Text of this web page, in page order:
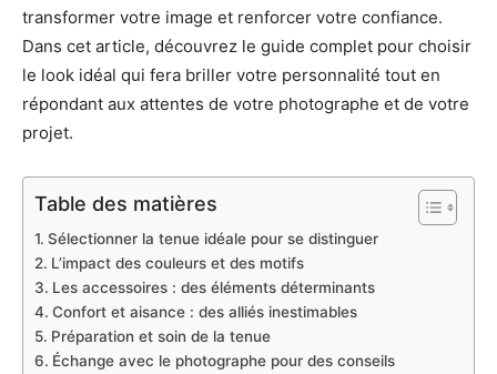
transformer votre image et renforcer votre confiance.
Dans cet article, découvrez le guide complet pour choisir
le look idéal qui fera briller votre personnalité tout en
répondant aux attentes de votre photographe et de votre
projet.
Table des matières
Sélectionner la tenue idéale pour se distinguer
L’impact des couleurs et des motifs
Les accessoires : des éléments déterminants
Confort et aisance : des alliés inestimables
Préparation et soin de la tenue
Échange avec le photographe pour des conseils